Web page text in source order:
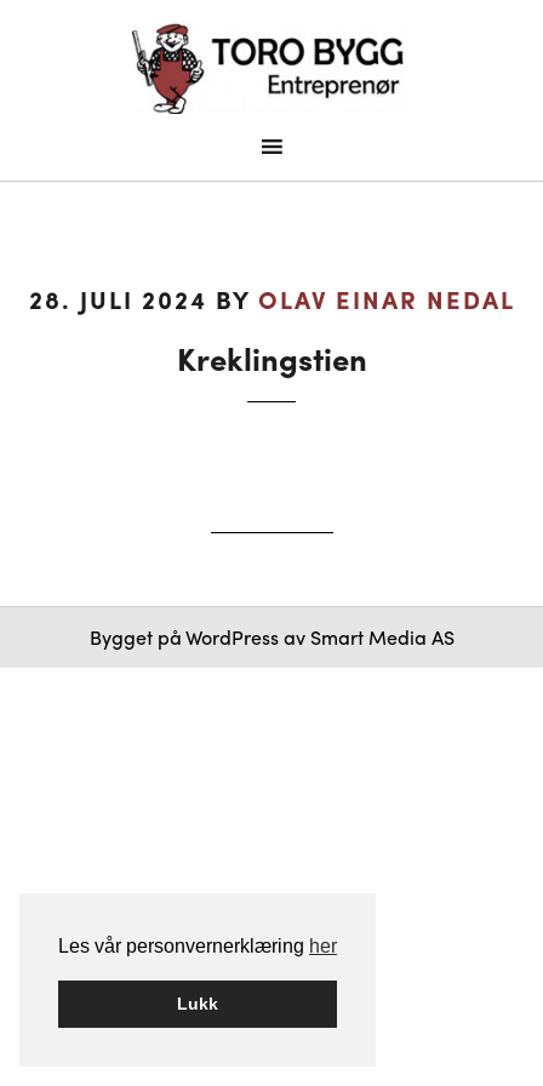
Les vår personvernerklæring her
Lukk
28. JULI 2024 BY OLAV EINAR NEDAL
Kreklingstien
Bygget påWordPressav Smart Media AS